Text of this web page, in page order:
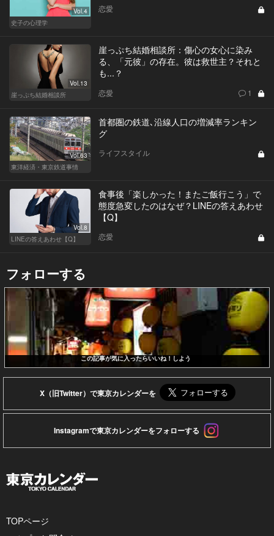
Vol.4
史子の心理学
恋愛
Vol.13
崖っぷち結婚相談所
崖っぷち結婚相談所：傷心の女心に染み
る、「元彼」の存在。彼は救世主？それと
も...？
恋愛 1
Vol.63
東洋経済・東京鉄道事情
首都圏の鉄道､沿線人口の増減率ランキン
グ
ライフスタイル
Vol.8
LINEの答えあわせ【Q】
食事後「楽しかった！またご飯行こう」で
態度急変したのはなぜ？LINEの答えあわせ
【Q】
恋愛
フォローする
この記事が気に入ったらいいね！しよう
X（旧Twitter）で東京カレンダーを
Instagramで東京カレンダーをフォローする
TOPページ